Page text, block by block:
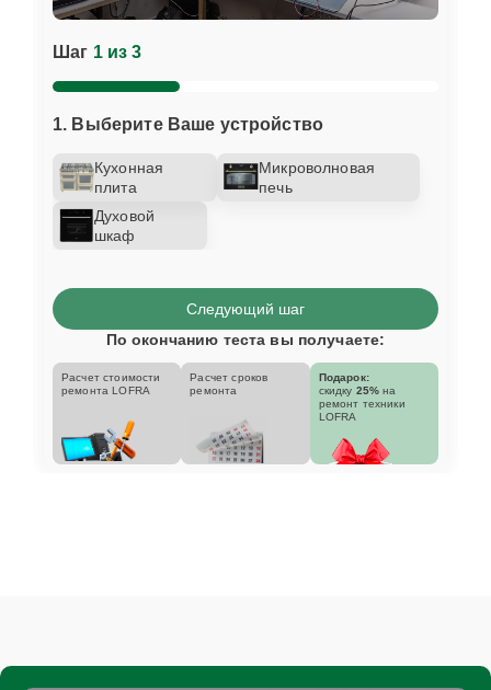
Шаг 1 из 3
1. Выберите Ваше устройство
Кухонная
плита
Микроволновая
печь
Духовой
шкаф
Следующий шаг
По окончанию теста вы получаете:
Расчет стоимости
ремонта LOFRA
Расчет сроков
ремонта
Подарок:
скидку 25% на
ремонт техники
LOFRA